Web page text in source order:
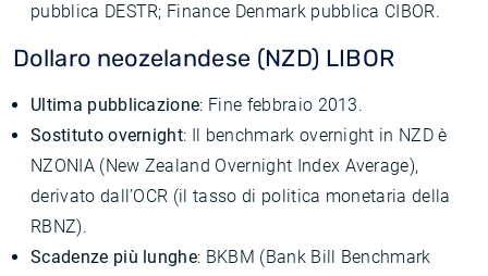
pubblica DESTR; Finance Denmark pubblica CIBOR.
Dollaro neozelandese (NZD) LIBOR
Ultima pubblicazione: Fine febbraio 2013.
Sostituto overnight: Il benchmark overnight in NZD è
NZONIA (New Zealand Overnight Index Average),
derivato dall’OCR (il tasso di politica monetaria della
RBNZ).
Scadenze più lunghe: BKBM (Bank Bill Benchmark